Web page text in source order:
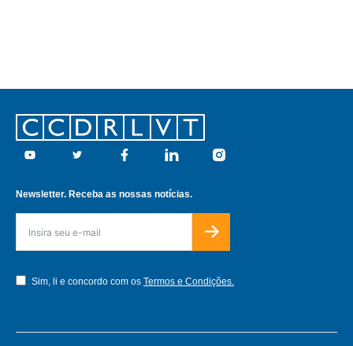
Footer
Youtube Twitter Facebook Linkedin Instagram
Newsletter. Receba as nossas notícias.
Sim, li e concordo com os Termos e Condições.